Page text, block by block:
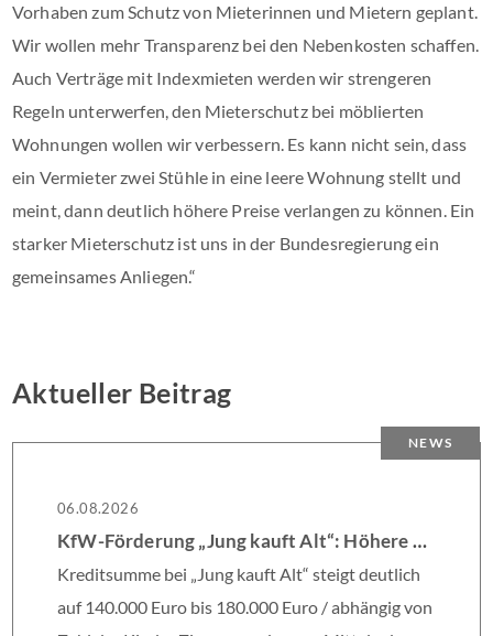
Vorhaben zum Schutz von Mieterinnen und Mietern geplant.
Wir wollen mehr Transparenz bei den Nebenkosten schaffen.
Auch Verträge mit Indexmieten werden wir strengeren
Regeln unterwerfen, den Mieterschutz bei möblierten
Wohnungen wollen wir verbessern. Es kann nicht sein, dass
ein Vermieter zwei Stühle in eine leere Wohnung stellt und
meint, dann deutlich höhere Preise verlangen zu können. Ein
starker Mieterschutz ist uns in der Bundesregierung ein
gemeinsames Anliegen.“
Aktueller Beitrag
NEWS
06.08.2026
KfW-Förderung „Jung kauft Alt“: Höhere Kredite ab August 2026
Kreditsumme bei „Jung kauft Alt“ steigt deutlich
auf 140.000 Euro bis 180.000 Euro / abhängig von